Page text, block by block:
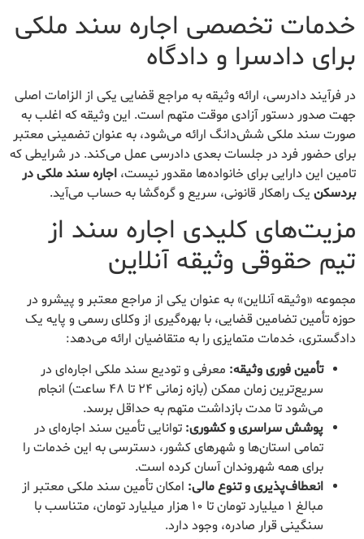
خدمات تخصصی اجاره سند ملکی
برای دادسرا و دادگاه
در فرآیند دادرسی، ارائه وثیقه به مراجع قضایی یکی از الزامات اصلی
جهت صدور دستور آزادی موقت متهم است. این وثیقه که اغلب به
صورت سند ملکی شش‌دانگ ارائه می‌شود، به عنوان تضمینی معتبر
برای حضور فرد در جلسات بعدی دادرسی عمل می‌کند. در شرایطی که
تامین این دارایی برای خانواده‌ها مقدور نیست، اجاره سند ملکی در
بردسکن یک راهکار قانونی، سریع و گره‌گشا به حساب می‌آید.
مزیت‌های کلیدی اجاره سند از
تیم حقوقی وثیقه آنلاین
مجموعه «وثیقه آنلاین» به عنوان یکی از مراجع معتبر و پیشرو در
حوزه تأمین تضامین قضایی، با بهره‌گیری از وکلای رسمی و پایه یک
دادگستری، خدمات متمایزی را به متقاضیان ارائه می‌دهد:
تأمین فوری وثیقه: معرفی و تودیع سند ملکی اجاره‌ای در
سریع‌ترین زمان ممکن (بازه زمانی ۲۴ تا ۴۸ ساعت) انجام
می‌شود تا مدت بازداشت متهم به حداقل برسد.
پوشش سراسری و کشوری: توانایی تأمین سند اجاره‌ای در
تمامی استان‌ها و شهرهای کشور، دسترسی به این خدمات را
برای همه شهروندان آسان کرده است.
انعطاف‌پذیری و تنوع مالی: امکان تأمین سند ملکی معتبر از
مبالغ ۱ میلیارد تومان تا ۱۰ هزار میلیارد تومان، متناسب با
سنگینی قرار صادره، وجود دارد.